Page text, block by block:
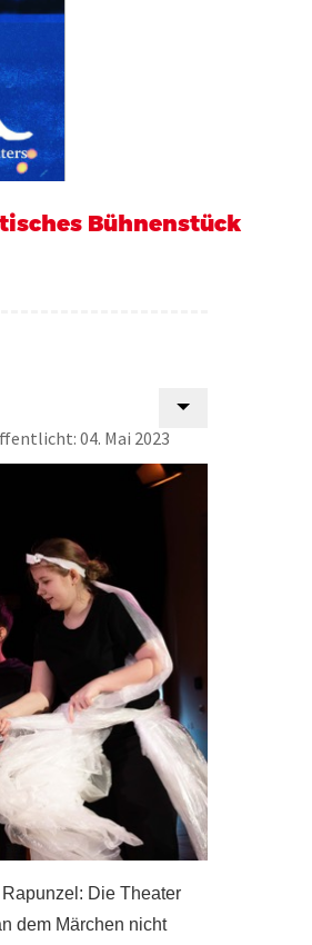
Bühnenstück
04. Mai 2023
Die Theater
dem Märchen nicht